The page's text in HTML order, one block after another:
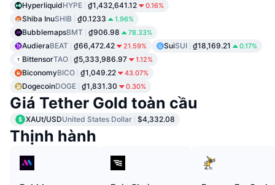
HyperliquidHYPE ₫1,432,641.12 0.16%
Shiba InuSHIB ₫0.1233 1.96%
BubblemapsBMT ₫906.98 78.33%
AudieraBEAT ₫66,472.42 21.59% SuiSUI ₫18,169.21 0.17%
BittensorTAO ₫5,333,986.97 1.12%
BiconomyBICO ₫1,049.22 43.07%
DogecoinDOGE ₫1,831.30 0.30%
Giá Tether Gold toàn cầu
XAUt/USDUnited States Dollar $4,332.08
Thịnh hành